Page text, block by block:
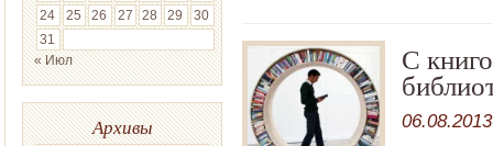
24
25 26 27 28 29
30
31
« Июл
Архивы
С
06.08.2013